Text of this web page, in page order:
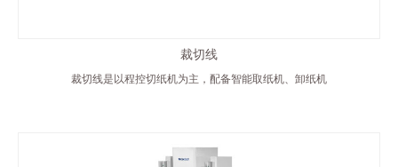
裁切线
裁切线是以程控切纸机为主，配备智能取纸机、卸纸机